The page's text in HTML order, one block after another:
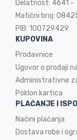
Delatnost: 4641 -
Matični broj:
PIB: 100729429
KUPOVINA
Prodavnice
Ugovor o prodaji na
Administrativne
Poklon kartica
PLAĆANJE I
Načini plaćanja
Dostava robe i